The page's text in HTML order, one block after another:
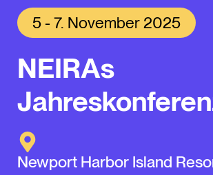
5 - 7. November 2025
NEIRAs
Newport Harbor Island